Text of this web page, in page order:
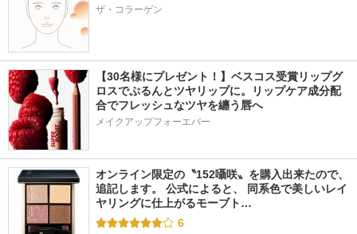
ザ・コラーゲン
【30名様にプレゼント！】ベスコス受賞リップグ
ロスでぷるんとツヤリップに。リップケア成分配
合でフレッシュなツヤを纏う唇へ
メイクアップフォーエバー
オンライン限定の〝152囁咲〟を購入出来たので、
追記します。 公式によると、 同系色で美しいレイ
ヤリングに仕上がるモーブト…
6